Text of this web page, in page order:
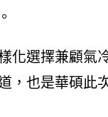
化選擇兼顧氣
，也是華碩此